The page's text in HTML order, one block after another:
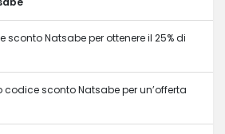
sconto Natsabe per ottenere il 25% di
codice sconto Natsabe per un’offerta